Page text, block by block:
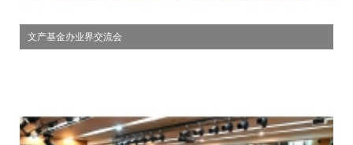
文产基金办业界交流会